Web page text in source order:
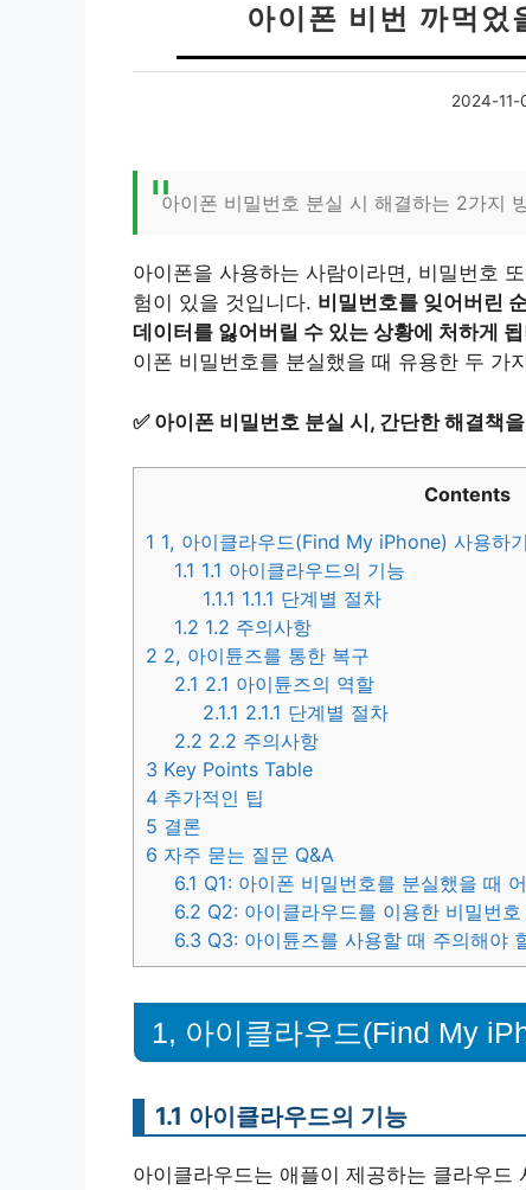
아이폰 비번 까먹
2024-11-
아이폰 비밀번호 분실 시 해결하는 2가지
아이폰을 사용하는 사람이라면, 비밀번호
험이 있을 것입니다. 비밀번호를 잊어버린
데이터를 잃어버릴 수 있는 상황에 처하게
이폰 비밀번호를 분실했을 때 유용한 두 가
✅ 아이폰 비밀번호 분실 시, 간단한 해결책
Contents
1 1, 아이클라우드(Find My iPhone) 사용하기
1.1 1.1 아이클라우드의 기능
1.1.1 1.1.1 단계별 절차
1.2 1.2 주의사항
2 2, 아이튠즈를 통한 복구
2.1 2.1 아이튠즈의 역할
2.1.1 2.1.1 단계별 절차
2.2 2.2 주의사항
3 Key Points Table
4 추가적인 팁
5 결론
6 자주 묻는 질문 Q&A
6.1 Q1: 아이폰 비밀번호를 분실했을 때
6.2 Q2: 아이클라우드를 이용한 비밀번
6.3 Q3: 아이튠즈를 사용할 때 주의해야
1, 아이클라우드(Find My
1.1 아이클라우드의 기능
아이클라우드는 애플이 제공하는 클라우드